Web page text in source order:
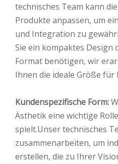
technisches Team kann
Produkte anpassen, um
und Integration zu
Sie ein kompaktes Design
Format benötigen, wir
Ihnen die ideale Größe für
Kundenspezifische Form:
Ästhetik eine wichtige
spielt.Unser technisches
zusammenarbeiten, um
erstellen, die zu Ihrer